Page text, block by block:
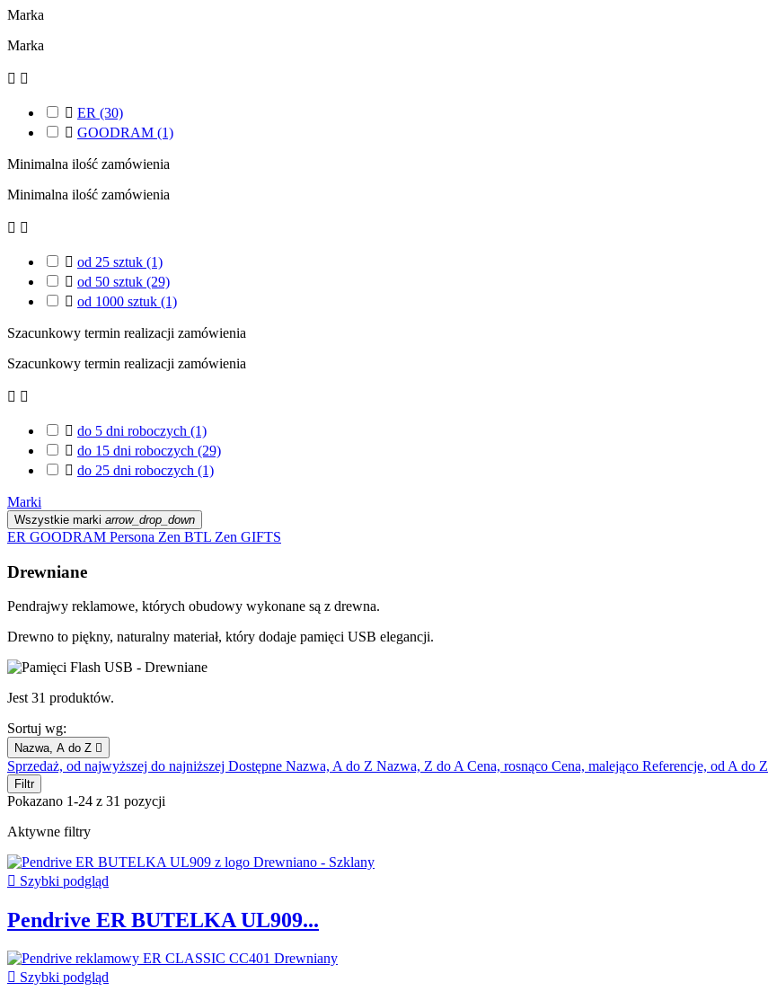
Marka
Marka
 
 ER (30)
 GOODRAM (1)
Minimalna ilość zamówienia
Minimalna ilość zamówienia
 
 od 25 sztuk (1)
 od 50 sztuk (29)
 od 1000 sztuk (1)
Szacunkowy termin realizacji zamówienia
Szacunkowy termin realizacji zamówienia
 
 do 5 dni roboczych (1)
 do 15 dni roboczych (29)
 do 25 dni roboczych (1)
Marki
Wszystkie marki arrow_drop_down
ER GOODRAM Persona Zen BTL Zen GIFTS
Drewniane
Pendrajwy reklamowe, których obudowy wykonane są z drewna.
Drewno to piękny, naturalny materiał, który dodaje pamięci USB elegancji.
Jest 31 produktów.
Sortuj wg:
Nazwa, A do Z 
Sprzedaż, od najwyższej do najniższej Dostępne Nazwa, A do Z Nazwa, Z do ACena, rosnąco Cena, malejąco Referencje, od A do Z
Filtr
Pokazano 1-24 z 31 pozycji
Aktywne filtry
 Szybki podgląd
Pendrive ER BUTELKA UL909...
 Szybki podgląd